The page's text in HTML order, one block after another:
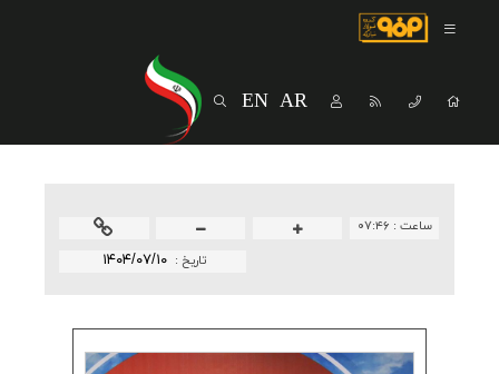
AR
EN
مسیر ماندگار
ارتباطات و توسعه برند سازمانی
پروژه های سرمایه گذاری
ساعت : ۰۷:۴۶
تاريخ : ۱۴۰۴/۰۷/۱۰